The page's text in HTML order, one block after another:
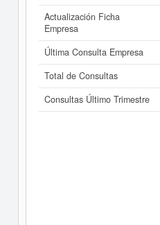
Actualización Ficha
Empresa
Última Consulta Empresa
Total de Consultas
Consultas Último Trimestre